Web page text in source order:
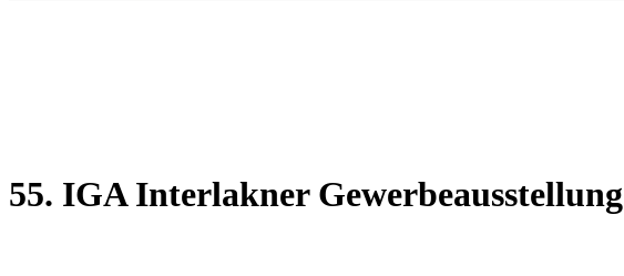
55. IGA Interlakner Gewerbeausstellung